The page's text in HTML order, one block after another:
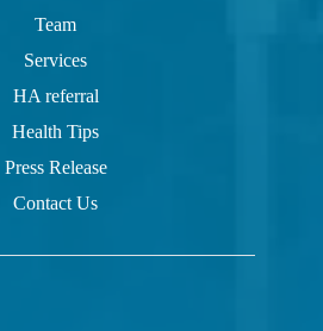
Team
Services
HA referral
Health Tips
Press Release
Contact Us